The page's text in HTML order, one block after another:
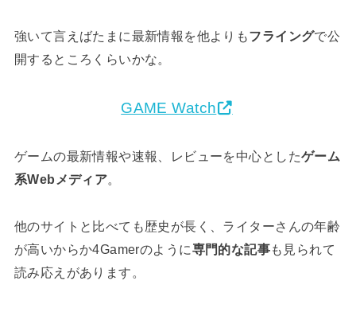
強いて言えばたまに最新情報を他よりもフライングで公
開するところくらいかな。
GAME Watch
ゲームの最新情報や速報、レビューを中心としたゲーム
系Webメディア。
他のサイトと比べても歴史が長く、ライターさんの年齢
が高いからか4Gamerのように専門的な記事も見られて
読み応えがあります。